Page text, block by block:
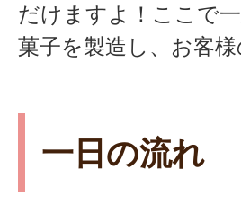
だけますよ！ここで
菓子を製造し、お客
一日の流れ